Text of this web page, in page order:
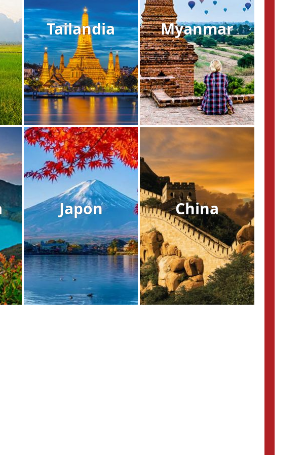
Tailandia Myanmar
Japon China